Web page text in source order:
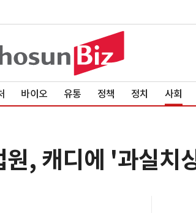
바이오 유통 정책 정치 사회
, 캐디에 '과실치